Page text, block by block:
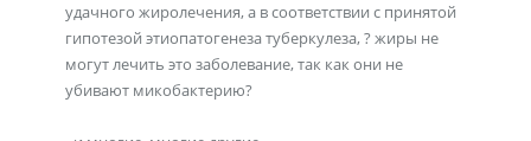
удачного жиролечения, а в соответствии с принятой
гипотезой этиопатогенеза туберкулеза, ? жиры не
могут лечить это заболевание, так как они не
убивают микобактерию?